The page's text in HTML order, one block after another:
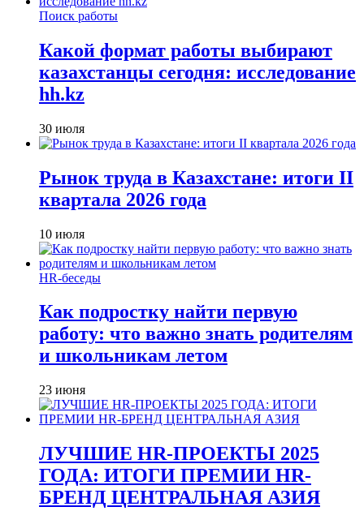
Поиск работы
Какой формат работы выбирают
казахстанцы сегодня: исследование
hh.kz
30 июля
Рынок труда в Казахстане: итоги II
квартала 2026 года
10 июля
HR-беседы
Как подростку найти первую
работу: что важно знать родителям
и школьникам летом
23 июня
ЛУЧШИЕ HR-ПРОЕКТЫ 2025
ГОДА: ИТОГИ ПРЕМИИ HR-
БРЕНД ЦЕНТРАЛЬНАЯ АЗИЯ